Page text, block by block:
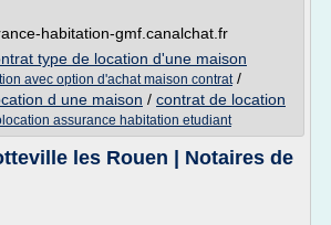
habitation-gmf.canalchat.fr
type de location d'une maison
avec option d'achat maison contrat/
d une maison / contrat de location
assurance habitation etudiant
les Rouen | Notaires de